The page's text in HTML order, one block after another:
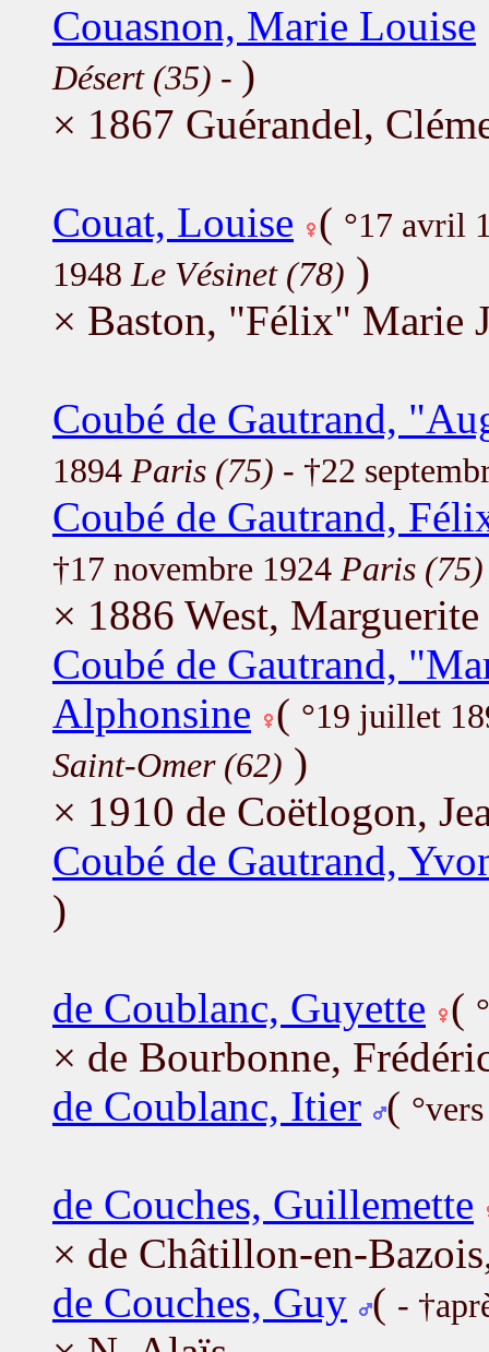
Couasnon, Marie Louise
Désert (35) - )
× 1867 Guérandel,
Couat, Louise ( °17 avril
1948 Le Vésinet (78) )
× Baston, "Félix" Marie
Coubé de Gautrand,
1894 Paris (75) - †22
Coubé de Gautrand,
†17 novembre 1924 Paris (75)
× 1886 West, Marguerite
Coubé de Gautrand,
Alphonsine ( °19 juillet
Saint-Omer (62) )
× 1910 de Coëtlogon,
Coubé de Gautrand,
)
de Coublanc, Guyette (
× de Bourbonne,
de Coublanc, Itier (
de Couches, Guillemette
× de Châtillon-en-
de Couches, Guy ( -